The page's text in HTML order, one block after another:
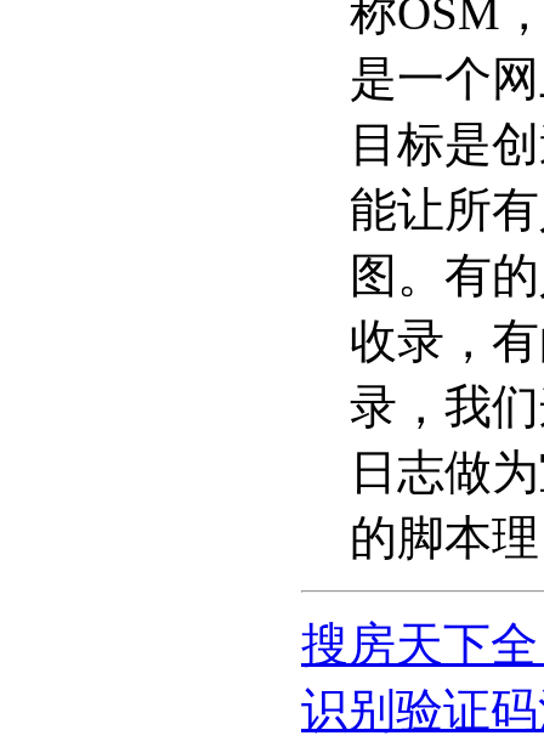
称OSM
是一个
目标是
能让所
图。有
收录，
录，我
日志做
的脚本理
搜房天下
识别验证